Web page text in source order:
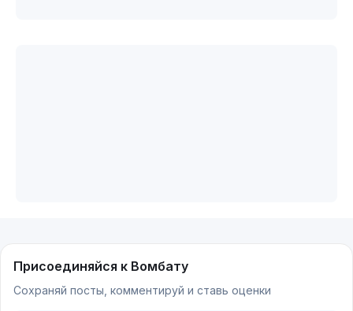
Присоединяйся к Вомбату
Сохраняй посты, комментируй и ставь оценки